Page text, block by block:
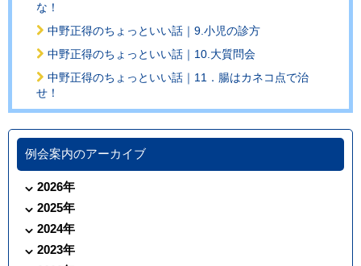
な！
中野正得のちょっといい話｜9.小児の診方
中野正得のちょっといい話｜10.大質問会
中野正得のちょっといい話｜11．腸はカネコ点で治
せ！
例会案内のアーカイブ
2026年
2025年
2024年
2023年